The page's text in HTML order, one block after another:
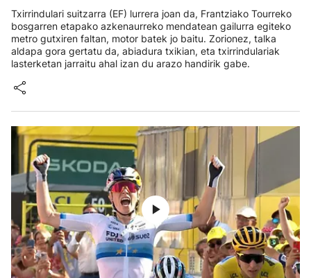
Txirrindulari suitzarra (EF) lurrera joan da, Frantziako Tourreko
bosgarren etapako azkenaurreko mendatean gailurra egiteko
metro gutxiren faltan, motor batek jo baitu. Zorionez, talka
aldapa gora gertatu da, abiadura txikian, eta txirrindulariak
lasterketan jarraitu ahal izan du arazo handirik gabe.